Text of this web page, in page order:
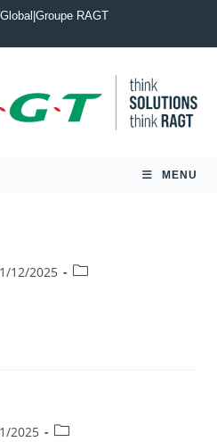
Groupe RAGT
MENU
12/2025
2025